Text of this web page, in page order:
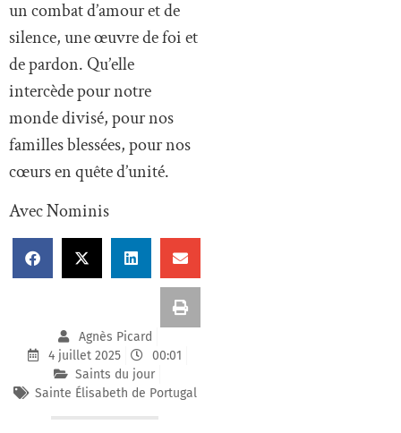
un combat d’amour et de
silence, une œuvre de foi et
de pardon. Qu’elle
intercède pour notre
monde divisé, pour nos
familles blessées, pour nos
cœurs en quête d’unité.
Avec Nominis
Agnès Picard
4 juillet 2025
00:01
Saints du jour
Sainte Élisabeth de Portugal